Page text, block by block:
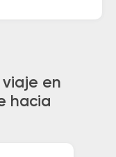
viaje en
hacia